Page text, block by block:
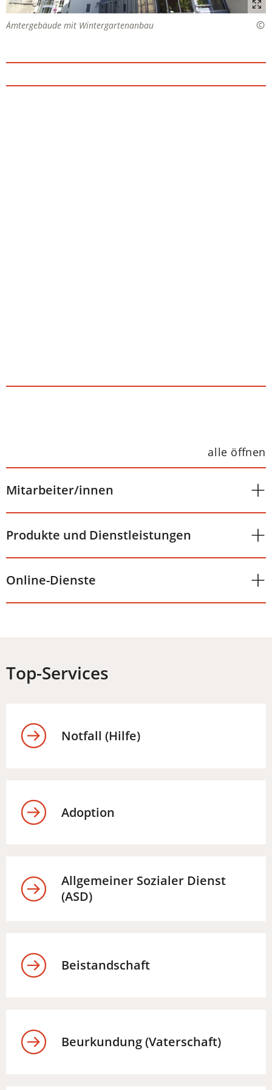
Ämtergebäude mit Wintergartenanbau
alle öffnen
Mitarbeiter/innen
Produkte und Dienstleistungen
Online-Dienste
Top-Services
Notfall (Hilfe)
Adoption
Allgemeiner Sozialer Dienst
(ASD)
Beistandschaft
Beurkundung (Vaterschaft)